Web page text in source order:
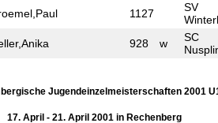
1127
SV
928 w
SC
Jugendeinzelmeisterschaften 2001
17. April - 21. April 2001 in Rechenberg